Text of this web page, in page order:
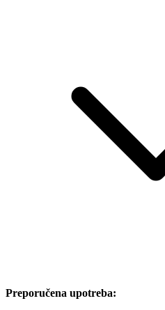
Preporučena upotreba: